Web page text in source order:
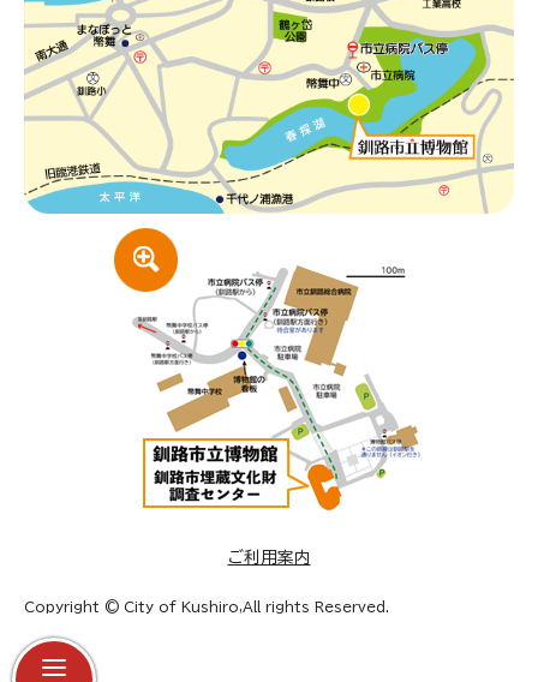
ご利用案内
Copyright © City of Kushiro,All rights Reserved.